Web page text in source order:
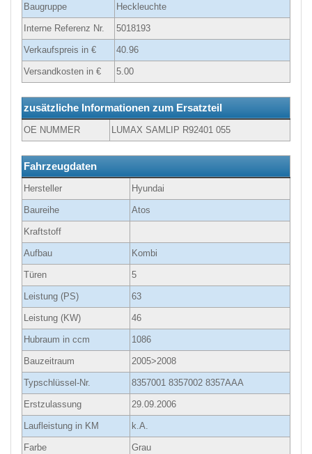
Baugruppe Heckleuchte
Interne Referenz Nr. 5018193
Verkaufspreis in € 40.96
Versandkosten in € 5.00
zusätzliche Informationen zum Ersatzteil
OE NUMMER LUMAX SAMLIP R92401 055
Fahrzeugdaten
Hersteller Hyundai
Baureihe Atos
Kraftstoff
Aufbau Kombi
Türen 5
Leistung (PS) 63
Leistung (KW) 46
Hubraum in ccm 1086
Bauzeitraum 2005>2008
Typschlüssel-Nr. 8357001 8357002 8357AAA
Erstzulassung 29.09.2006
Laufleistung in KM k.A.
Farbe Grau